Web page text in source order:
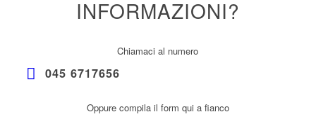
INFORMAZIONI?
Chiamaci al numero
045 6717656
Oppure compila il form qui a fianco